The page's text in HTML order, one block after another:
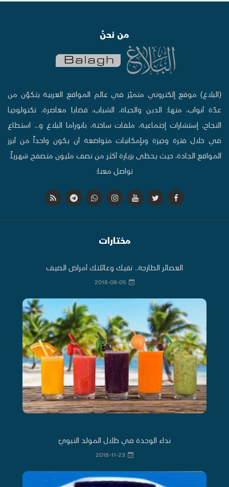
من نحنُ
(البلاغ) موقع إلكتروني متميّز في عالم المواقع العربية يتكوّن من
عدّة أبواب، منها: الدين والحياة، الشباب، قضايا معاصرة، تكنولوجيا
النجاح، إستشارات إجتماعية، ملفات ساخنة، بانوراما البلاغ و... استطاع
في خلال فترة وجيزة وبإمكانيات متواضعة أن يكون واحداً من أبرز
المواقع الجادة، حيث يحظى بزيارة أكثر من نصف مليون متصفح شهرياً.
تواصل معنا:
مختارات
العصائر الطازجة.. تقيك وعائلتك أمراض الصيف
2018-08-05
نداء الوحدة في ظلال المولد النبويّ
2018-11-23